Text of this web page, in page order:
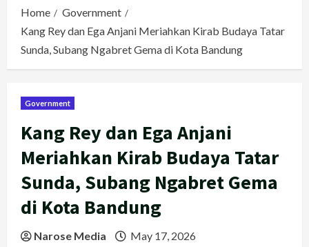
Home
Government
Kang Rey dan Ega Anjani Meriahkan Kirab Budaya Tatar
Sunda, Subang Ngabret Gema di Kota Bandung
Government
Kang Rey dan Ega Anjani
Meriahkan Kirab Budaya Tatar
Sunda, Subang Ngabret Gema
di Kota Bandung
Narose Media May 17, 2026